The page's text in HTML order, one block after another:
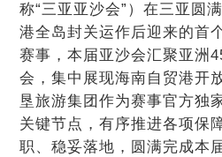
称“三亚亚沙会”）在三亚圆
港全岛封关运作后迎来的首
赛事，本届亚沙会汇聚亚洲
会，集中展现海南自贸港开
垦旅游集团作为赛事官方独
关键节点，有序推进各项保
职、稳妥落地，圆满完成本